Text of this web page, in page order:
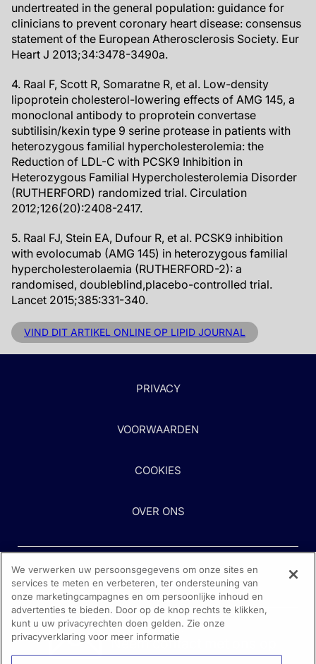
undertreated in the general population: guidance for
clinicians to prevent coronary heart disease: consensus
statement of the European Atherosclerosis Society. Eur
Heart J 2013;34:3478-3490a.
4. Raal F, Scott R, Somaratne R, et al. Low-density
lipoprotein cholesterol-lowering effects of AMG 145, a
monoclonal antibody to proprotein convertase
subtilisin/kexin type 9 serine protease in patients with
heterozygous familial hypercholesterolemia: the
Reduction of LDL-C with PCSK9 Inhibition in
Heterozygous Familial Hypercholesterolemia Disorder
(RUTHERFORD) randomized trial. Circulation
2012;126(20):2408-2417.
5. Raal FJ, Stein EA, Dufour R, et al. PCSK9 inhibition
with evolocumab (AMG 145) in heterozygous familial
hypercholesterolaemia (RUTHERFORD-2): a
randomised, doubleblind,placebo-controlled trial.
Lancet 2015;385:331-340.
VIND DIT ARTIKEL ONLINE OP LIPID JOURNAL
PRIVACY
VOORWAARDEN
COOKIES
OVER ONS
Heeft u hulp nodig?
Neem contact met ons op
We verwerken uw persoonsgegevens om onze sites en
services te meten en verbeteren, ter ondersteuning van
onze marketingcampagnes en om persoonlijke inhoud en
advertenties te bieden. Door op de knop rechts te klikken,
kunt u uw privacyrechten doen gelden. Zie onze
privacyverklaring voor meer informatie